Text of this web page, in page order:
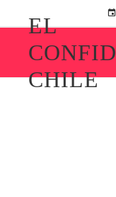
EL
CHILE